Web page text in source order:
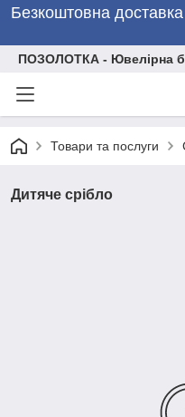
Безкоштовна
ПОЗОЛОТКА - Ювелірна
Товари та послуги
Дитяче срібло